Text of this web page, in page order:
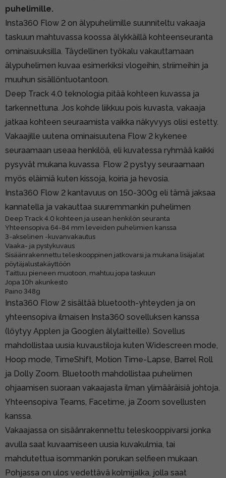
puhelimille.
Insta360 Flow 2 on älypuhelimille suunniteltu vakaaja
taskuun mahtuvassa koossa älykkäillä kohteenseuranta
ominaisuuksilla. Täydellinen työkalu vakauttamaan
älypuhelimen kuvaa esimerkiksi vlogeihin, striimeihin ja
muuhun sisällöntuotantoon.
Deep Track 4.0 teknologia pitää kohteen kuvassa ja
tarkennettuna. Jos kohde liikkuu pois kuvasta, vakaaja
jatkaa kohteen seuraamista vaikka näkyvyys olisi estetty.
Vakaajille uutena ominaisuutena Flow 2 kykenee
seuraamaan useaa henkilöä, eli kuvatessa ryhmää kaikki
pysyvät mukana kuvassa. Flow 2 pystyy seuraamaan
myös eläimiä kuten kissoja, koiria ja hevosia.
Insta360 Flow 2 kantavuus on 150-300g eli tämä jaksaa
kannatella ja vakauttaa suuremmankin puhelimen
Deep Track 4.0 kohteen ja usean henkilön seuranta
Yhteensopiva 64-84 mm leveiden puhelimien kanssa
3-akselinen -kuvanvakautus
Vaaka- ja pystykuvaus
Sisäänrakennettu teleskooppinen jatkovarsi ja mukana lisäjalat
pöytäjalustakäyttöön
Taittuu pieneen muotoon, mahtuu jopa taskuun
Jopa 10h akunkesto
Paino 348g
Insta360 Flow 2 sisältää bluetooth-yhteyden ja on
yhteensopiva ilmaisen Insta360 sovelluksen kanssa
(löytyy Applen ja Googlen älylaitteille). Sovellus
mahdollistaa uusia kuvaustiloja kuten Widescreen mode,
Hoop mode, TimeShift, Motion Time-Lapse, Barrel Roll
ja Dolly Zoom. Bluetooth mahdollistaa puhelimen
ohjaamisen suoraan vakaajasta ilman ylimääräisiä johtoja.
Yhteensopiva Teams, Facetime, ja Zoom sovellusten
kanssa.
Vakaajassa on sisäänrakennettu teleskooppivarsi jonka
avulla saat kuvaamiseen uusia kuvakulmia, tai
mahdutettua isommankin porukan selfieen mukaan.
Pohjassa on ulos vedettävä kolmijalka, jolla saat